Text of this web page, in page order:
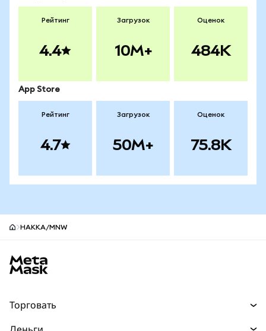
Рейтинг
4.4
Загрузок
10M+
Оценок
484K
App Store
Рейтинг
4.7
Загрузок
50M+
Оценок
75.8K
HAKKA/MNW
Торговать